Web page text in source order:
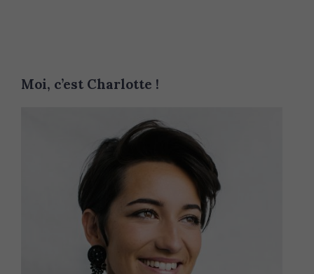
Moi, c’est Charlotte !